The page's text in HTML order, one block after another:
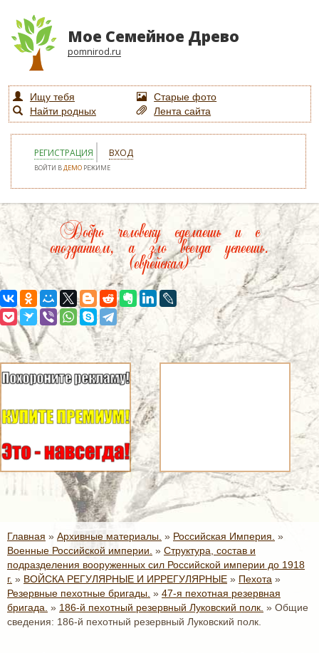
Мое Семейное Древо
pomnirod.ru
Ищу тебя
Старые фото
Найти родных
Лента сайта
РЕГИСТРАЦИЯ ВХОД
ВОЙТИ ВДЕМО РЕЖИМЕ
Добро человеку сделаешь и с
опозданием, а зло всегда успеешь.
(еврейская)
Главная » Архивные материалы. » Российская Империя. »
Военные Российской империи. » Структура, состав и
подразделения вооруженных сил Российской империи до 1918
г. » ВОЙСКА РЕГУЛЯРНЫЕ И ИРРЕГУЛЯРНЫЕ » Пехота »
Резервные пехотные бригады. » 47-я пехотная резервная
бригада. » 186-й пехотный резервный Луковский полк. » Общие
сведения: 186-й пехотный резервный Луковский полк.